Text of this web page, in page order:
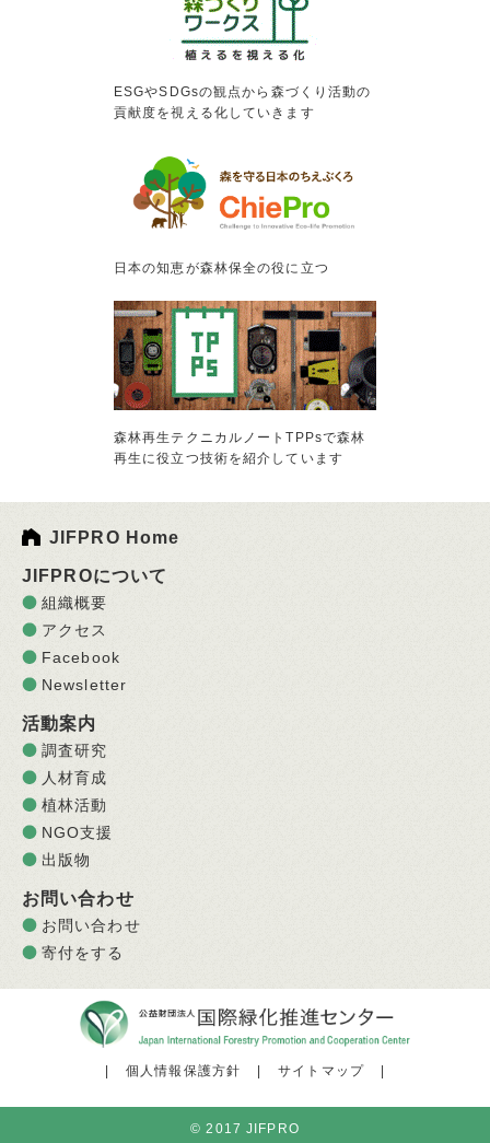
ESGやSDGsの観点から森づくり活動の
貢献度を視える化していきます
日本の知恵が森林保全の役に立つ
森林再生テクニカルノートTPPsで森林
再生に役立つ技術を紹介しています
JIFPRO Home
JIFPROについて
組織概要
アクセス
Facebook
Newsletter
活動案内
調査研究
人材育成
植林活動
NGO支援
出版物
お問い合わせ
お問い合わせ
寄付をする
個人情報保護方針 サイトマップ
© 2017 JIFPRO